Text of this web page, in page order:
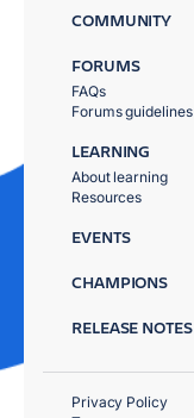
COMMUNITY
FORUMS
FAQs
Forums guidelines
LEARNING
About learning
Resources
EVENTS
CHAMPIONS
RELEASE NOTES
Privacy Policy